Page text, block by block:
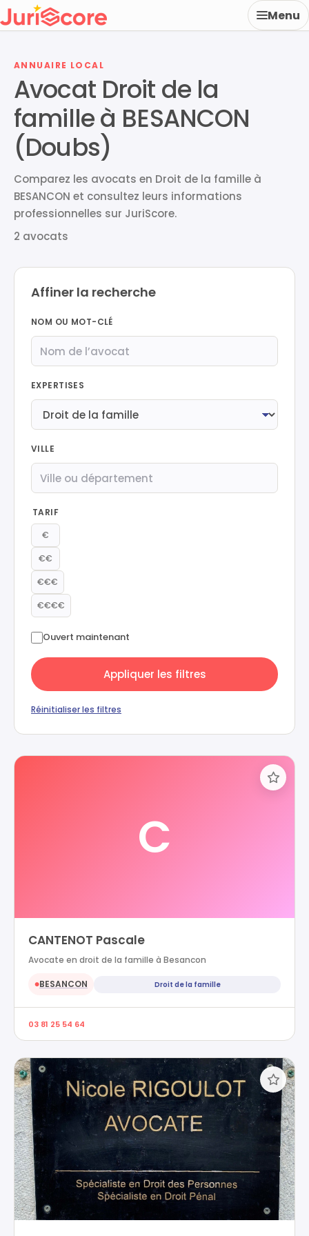
Menu
ANNUAIRE LOCAL
Avocat Droit de la
famille à BESANCON
(Doubs)
Comparez les avocats en Droit de la famille à
BESANCON et consultez leurs informations
professionnelles sur JuriScore.
2 avocats
Affiner la recherche
NOM OU MOT-CLÉ
EXPERTISES
VILLE
TARIF
€
€€
€€€
€€€€
Ouvert maintenant
Appliquer les filtres
Réinitialiser les filtres
C
CANTENOT Pascale
Avocate en droit de la famille à Besancon
●BESANCON Droit de la famille
03 81 25 54 64